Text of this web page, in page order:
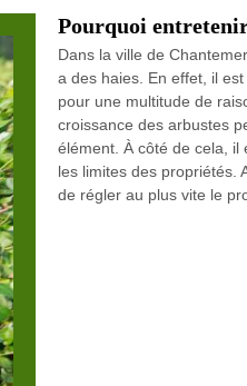
Pourquoi
Dans la ville de
a des haies. En effet, il
pour une multitude de
croissance des arbustes
élément. À côté de cela, il
les limites des propriétés.
de régler au plus vite le